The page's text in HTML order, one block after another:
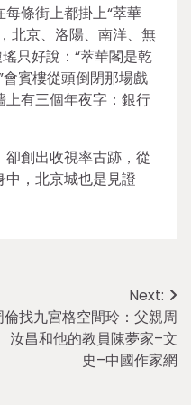
條街上都掛上“萃華
北京、洛陽、南洋、無
只好說：“萃華閣是乾
會賓樓從頭倒閉那場戲
有三個年夜字：銀行
創出收視率古跡，從
，北京城也是見證
Next:
倫找九宮格空間玲：父親周
汝昌和他的教員陳夢家–文
史–中國作家網